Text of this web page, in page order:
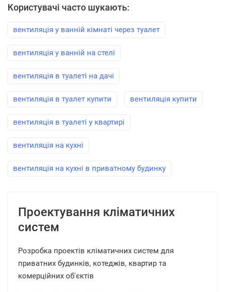
Користувачі часто шукають:
вентиляція у ванній кімнаті через туалет
вентиляція у ванній на стелі
вентиляція в туалеті на дачі
вентиляція в туалет купити вентиляція купити
вентиляція в туалеті у квартирі
вентиляція на кухні
вентиляція на кухні в приватному будинку
Проектування кліматичних
систем
Розробка проектів кліматичних систем для
приватних будинків, котеджів, квартир та
комерційних об'єктів